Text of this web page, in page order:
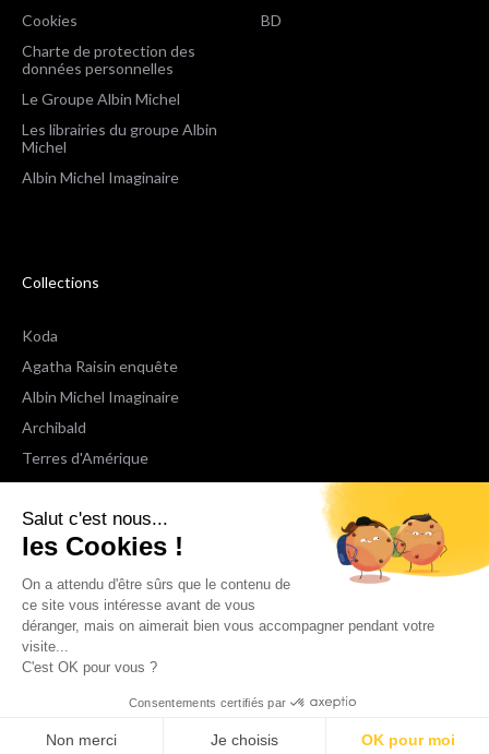
Salut c'est nous...
les Cookies !
On a attendu d'être sûrs que le contenu de
ce site vous intéresse avant de vous
déranger, mais on aimerait bien vous accompagner pendant votre
visite...
C'est OK pour vous ?
Consentements certifiés par
Non merci Je choisis OK pour moi
Cookies
Charte de protection des
données personnelles
Le Groupe Albin Michel
Les librairies du groupe Albin
Michel
Albin Michel Imaginaire
BD
Collections
Koda
Agatha Raisin enquête
Albin Michel Imaginaire
Archibald
Terres d'Amérique
Espaces Libres Poche
NOX
Wiz
Voir toutes les collections
Nous suivre